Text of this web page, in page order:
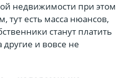
недвижимости при этом
тут есть масса нюансов,
станут платить
и вовсе не